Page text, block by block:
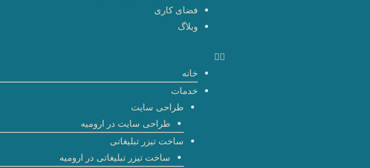
فضای کاری
وبلاگ
خانه
خدمات
طراحی سایت
طراحی سایت در ارومیه
ساخت تیزر تبلیغاتی
ساخت تیزر تبلیغاتی در ارومیه